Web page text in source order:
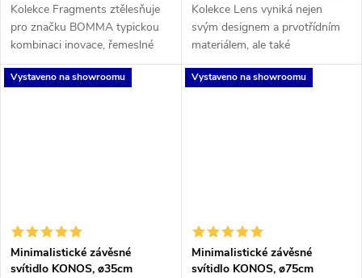
Kolekce Fragments ztělesňuje
pro značku BOMMA typickou
kombinaci inovace, řemeslné
zručnosti, technologií a
výrazného designu. Tvary
Kolekce Lens vyniká nejen
svým designem a prvotřídním
materiálem, ale také
potenciálem ktvorbě
jedinečných světelných
Vystaveno na showroomu
Minimalistické závěsné
svítidlo KONOS, ø35cm
Vystaveno na showroomu
Minimalistické závěsné
svítidlo KONOS, ø75cm